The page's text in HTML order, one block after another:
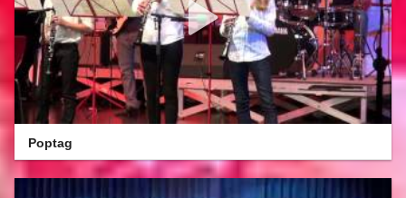
Poptag